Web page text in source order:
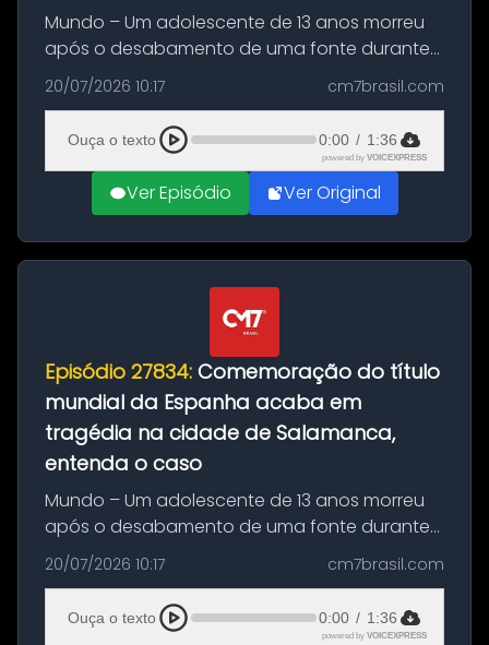
Mundo – Um adolescente de 13 anos morreu
após o desabamento de uma fonte durante
as comemorações pelo título da Copa do
Mundo conquistado pela Espanha, em
Ciudad Rodrigo, na província de Salamanca,
no...
20/07/2026 10:17 cm7brasil.com
Ouça o texto 0:00 / 1:36
powered by VOICEXPRESS
Ver Episódio Ver Original
Episódio 27834: Comemoração do título
mundial da Espanha acaba em
tragédia na cidade de Salamanca,
entenda o caso
Mundo – Um adolescente de 13 anos morreu
após o desabamento de uma fonte durante
as comemorações pelo título da Copa do
Mundo conquistado pela Espanha, em
Ciudad Rodrigo, na província de Salamanca,
no...
20/07/2026 10:17 cm7brasil.com
Ouça o texto 0:00 / 1:36
powered by VOICEXPRESS